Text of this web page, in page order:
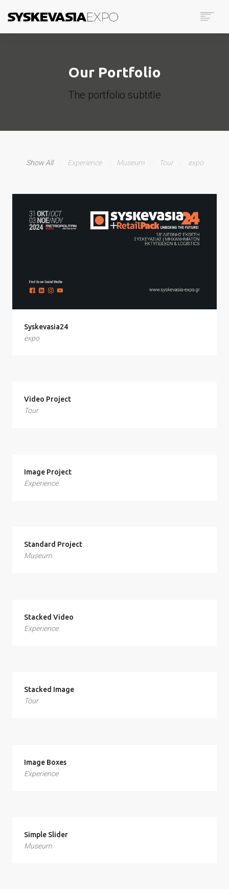
Our Portfolio
The portfolio subtitle
Show All Experience Museum Tour expo
Syskevasia24
expo
Video Project
Tour
Image Project
Experience
Standard Project
Museum
Stacked Video
Experience
Stacked Image
Tour
Image Boxes
Experience
Simple Slider
Museum